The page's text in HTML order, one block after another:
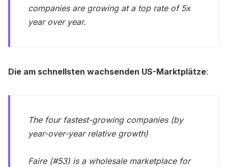
companies are growing at a top rate of 5x
year over year.
Die am schnellsten wachsenden US-Marktplätze:
The four fastest-growing companies (by
year-over-year relative growth)
Faire (#53) is a wholesale marketplace for